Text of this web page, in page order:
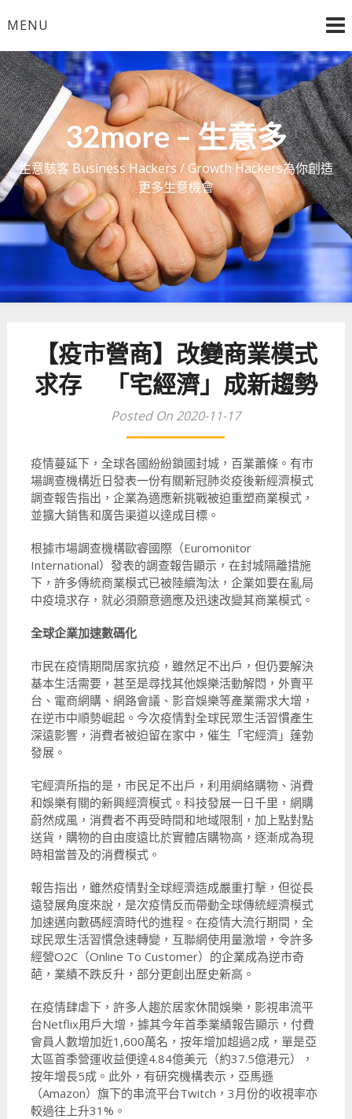
toMENU
32more – 生意多
生意駭客 Business Hackers / Growth Hackers為你創造
更多生意機會
【疫市營商】改變商業模式
求存 「宅經濟」成新趨勢
Posted On 2020-11-17
疫情蔓延下，全球各國紛紛鎖國封城，百業蕭條。有市
場調查機構近日發表一份有關新冠肺炎疫後新經濟模式
調查報告指出，企業為適應新挑戰被迫重塑商業模式，
並擴大銷售和廣告渠道以達成目標。
根據市場調查機構歐睿國際（Euromonitor
International）發表的調查報告顯示，在封城隔離措施
下，許多傳統商業模式已被陸續淘汰，企業如要在亂局
中疫境求存，就必須願意適應及迅速改變其商業模式。
全球企業加速數碼化
市民在疫情期間居家抗疫，雖然足不出戶，但仍要解決
基本生活需要，甚至是尋找其他娛樂活動解悶，外賣平
台、電商網購、網路會議、影音娛樂等產業需求大增，
在逆市中順勢崛起。今次疫情對全球民眾生活習慣產生
深遠影響，消費者被迫留在家中，催生「宅經濟」蓬勃
發展。
宅經濟所指的是，市民足不出戶，利用網絡購物、消費
和娛樂有關的新興經濟模式。科技發展一日千里，網購
蔚然成風，消費者不再受時間和地域限制，加上點對點
送貨，購物的自由度遠比於實體店購物高，逐漸成為現
時相當普及的消費模式。
報告指出，雖然疫情對全球經濟造成嚴重打擊，但從長
遠發展角度來說，是次疫情反而帶動全球傳統經濟模式
加速邁向數碼經濟時代的進程。在疫情大流行期間，全
球民眾生活習慣急速轉變，互聯網使用量激增，令許多
經營O2C（Online To Customer）的企業成為逆市奇
葩，業績不跌反升，部分更創出歷史新高。
在疫情肆虐下，許多人趨於居家休閒娛樂，影視串流平
台Netflix用戶大增，據其今年首季業績報告顯示，付費
會員人數增加近1,600萬名，按年增加超過2成，單是亞
太區首季營運收益便達4.84億美元（約37.5億港元），
按年增長5成。此外，有研究機構表示，亞馬遜
（Amazon）旗下的串流平台Twitch，3月份的收視率亦
較過往上升31%。